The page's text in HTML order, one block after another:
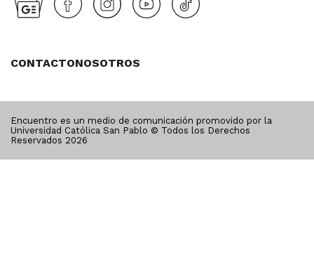
CONTACTONOSOTROS
Encuentro es un medio de comunicación promovido por la
Universidad Católica San Pablo © Todos los Derechos
Reservados 2026